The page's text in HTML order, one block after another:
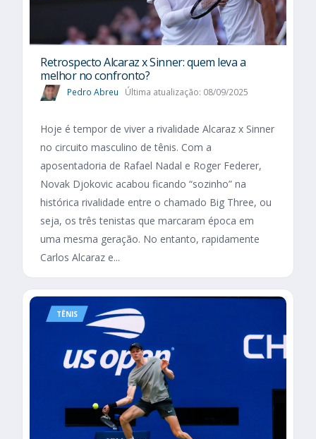
Retrospecto Alcaraz x Sinner: quem leva a
melhor no confronto?
Pedro Abreu Última atualização: 08/09/2025
Hoje é tempor de viver a rivalidade Alcaraz x Sinner
no circuito masculino de tênis. Com a
aposentadoria de Rafael Nadal e Roger Federer,
Novak Djokovic acabou ficando “sozinho” na
histórica rivalidade entre o chamado Big Three, ou
seja, os três tenistas que marcaram época em
uma mesma geração. No entanto, rapidamente
Carlos Alcaraz e...
TÊNIS